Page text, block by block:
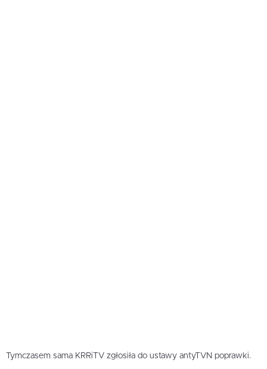
Tymczasem sama KRRiTV zgłosiła do ustawy antyTVN poprawki.